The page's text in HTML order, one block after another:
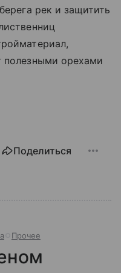
рек и защитить
полезными орехами
Поделиться
Прочее